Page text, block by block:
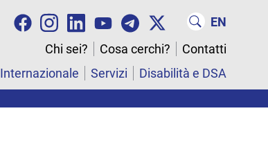
EN
Chi sei?
Cosa cerchi?
Contatti
Internazionale Servizi Disabilità e DSA